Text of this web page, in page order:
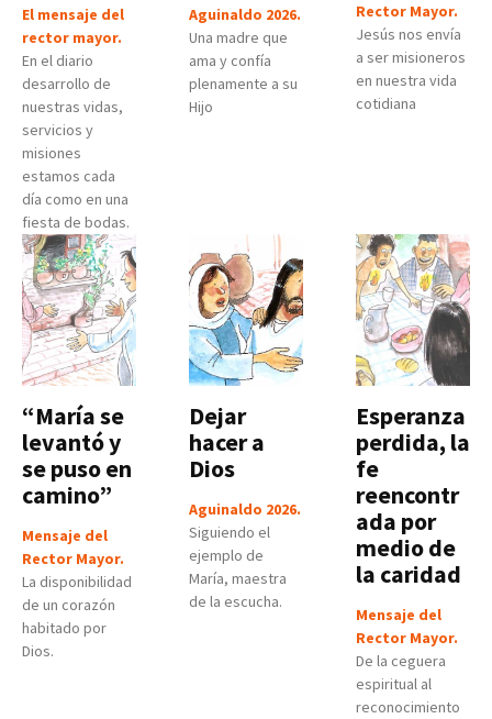
El mensaje del
rector mayor.
En el diario
desarrollo de
nuestras vidas,
servicios y
misiones
estamos cada
día como en una
fiesta de bodas.
Aguinaldo 2026.
Una madre que
ama y confía
plenamente a su
Hijo
Rector Mayor.
Jesús nos envía
a ser misioneros
en nuestra vida
cotidiana
“María se
levantó y
se puso en
camino”
Mensaje del
Rector Mayor.
La disponibilidad
de un corazón
habitado por
Dios.
Dejar
hacer a
Dios
Aguinaldo 2026.
Siguiendo el
ejemplo de
María, maestra
de la escucha.
Esperanza
perdida, la
fe
reencontr
ada por
medio de
la caridad
Mensaje del
Rector Mayor.
De la ceguera
espiritual al
reconocimiento